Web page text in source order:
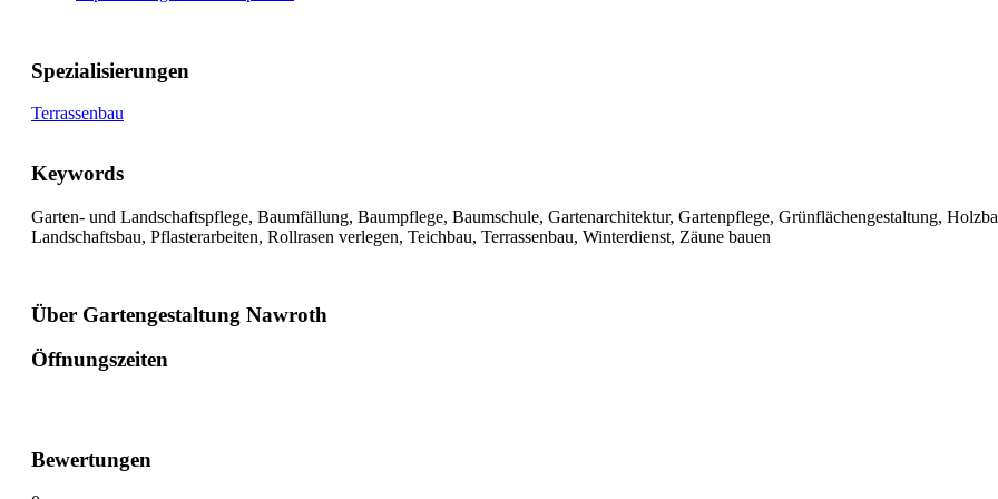
Spezialisierungen
Terrassenbau
Keywords
Garten- und Landschaftspflege, Baumfällung, Baumpflege, Baumschule, Gartenarchitektur, Gartenpflege, Grünflächengestaltung,
Landschaftsbau, Pflasterarbeiten, Rollrasen verlegen, Teichbau, Terrassenbau, Winterdienst, Zäune bauen
Über Gartengestaltung Nawroth
Öffnungszeiten
Bewertungen